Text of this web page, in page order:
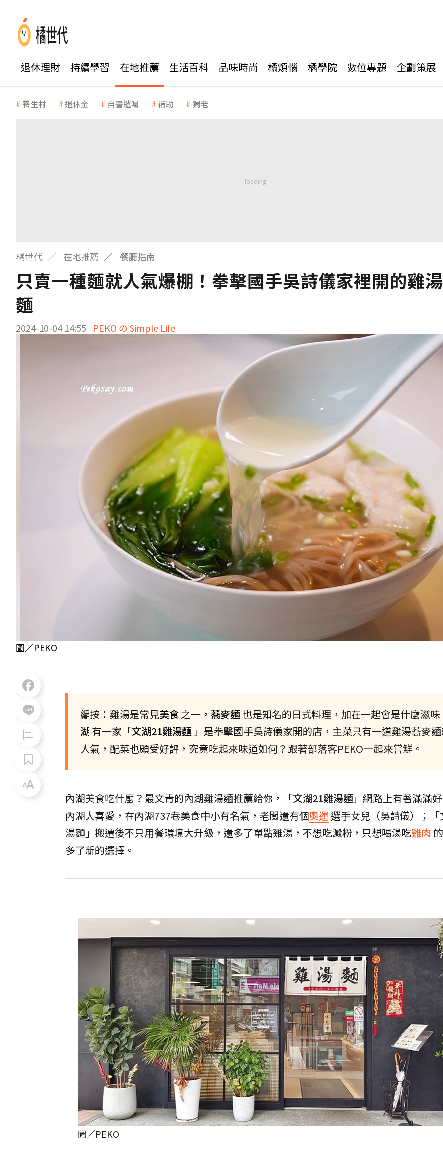
退休理財 持續學習 在地推薦 生活百科 品味時尚 橘煩惱 橘學院 數位專題 企劃策展
養生村 退休金 自書遺囑 補助 獨老
橘世代 在地推薦 餐廳指南
只賣一種麵就人氣爆棚！拳擊國手吳詩儀家裡開的雞
麵
2024-10-04 14:55 PEKO の Simple Life
圖／PEKO
編按：雞湯是常見美食之一， 蕎麥麵 也是知名的日式料理，加在一起會是什麼滋味
湖 有一家「文湖21雞湯麵 」是拳擊國手吳詩儀家開的店，主菜只有一道雞湯蕎麥
人氣，配菜也頗受好評，究竟吃起來味道如何？跟著部落客PEKO一起來嘗鮮。
內湖美食吃什麼？最文青的內湖雞湯麵推薦給你，「文湖21雞湯麵 」網路上有著滿滿
內湖人喜愛，在內湖737巷美食中小有名氣，老闆還有個奧運 選手女兒（吳詩儀）；「
湯麵」搬遷後不只用餐環境大升級，還多了單點雞湯，不想吃澱粉，只想喝湯吃雞肉
多了新的選擇。
圖／PEKO